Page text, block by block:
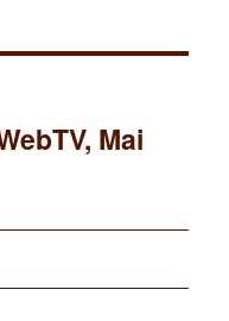
Mai